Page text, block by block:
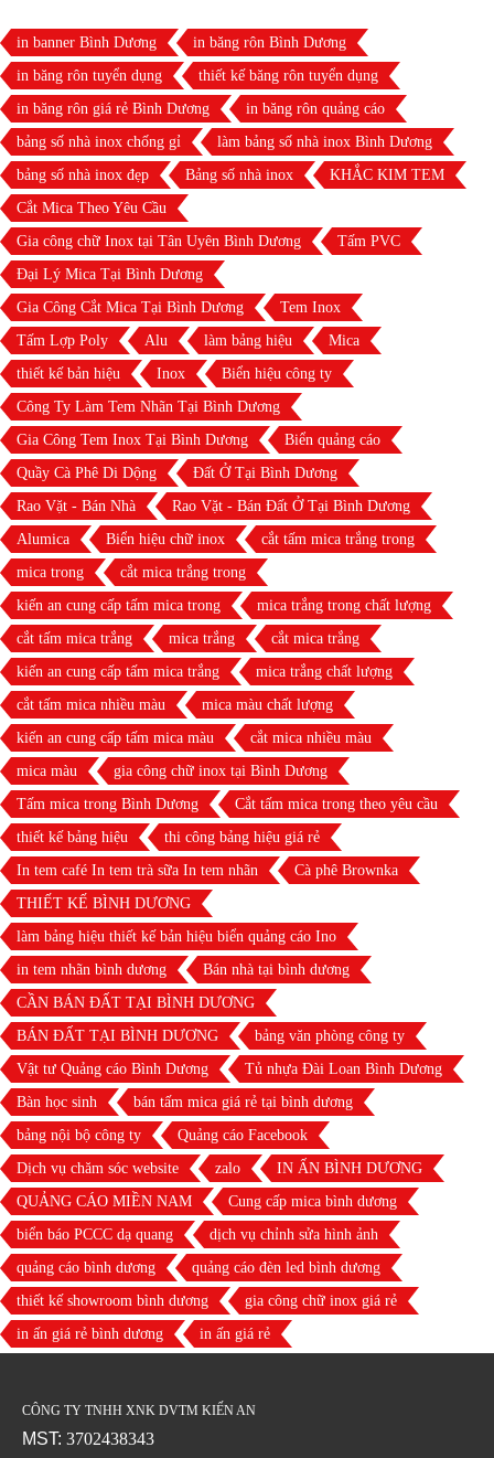
in banner Bình Dương
in băng rôn Bình Dương
in băng rôn tuyển dụng
thiết kế băng rôn tuyển dụng
in băng rôn giá rẻ Bình Dương
in băng rôn quảng cáo
bảng số nhà inox chống gỉ
làm bảng số nhà inox Bình Dương
bảng số nhà inox đẹp
Bảng số nhà inox
KHẮC KIM TEM
Cắt Mica Theo Yêu Cầu
Gia công chữ Inox tại Tân Uyên Bình Dương
Tấm PVC
Đại Lý Mica Tại Bình Dương
Gia Công Cắt Mica Tại Bình Dương
Tem Inox
Tấm Lợp Poly
Alu làm bảng hiệu
Mica
thiết kế bản hiệu
Inox
Biển hiệu công ty
Công Ty Làm Tem Nhãn Tại Bình Dương
Gia Công Tem Inox Tại Bình Dương
Biển quảng cáo
Quầy Cà Phê Di Dộng
Đất Ở Tại Bình Dương
Rao Vặt - Bán Nhà
Rao Vặt - Bán Đất Ở Tại Bình Dương
Alumica
Biển hiệu chữ inox
cắt tấm mica trắng trong
mica trong
cắt mica trắng trong
kiến an cung cấp tấm mica trong
mica trắng trong chất lượng
cắt tấm mica trắng
mica trắng
cắt mica trắng
kiến an cung cấp tấm mica trắng
mica trắng chất lượng
cắt tấm mica nhiều màu
mica màu chất lượng
kiến an cung cấp tấm mica màu
cắt mica nhiều màu
mica màu
gia công chữ inox tại Bình Dương
Tấm mica trong Bình Dương
Cắt tấm mica trong theo yêu cầu
thiết kế bảng hiệu
thi công bảng hiệu giá rẻ
In tem café In tem trà sữa In tem nhãn
Cà phê Brownka
THIẾT KẾ BÌNH DƯƠNG
làm bảng hiệu thiết kế bản hiệu biển quảng cáo Ino
in tem nhãn bình dương
Bán nhà tại bình dương
CẦN BÁN ĐẤT TẠI BÌNH DƯƠNG
BÁN ĐẤT TẠI BÌNH DƯƠNG
bảng văn phòng công ty
Vật tư Quảng cáo Bình Dương
Tủ nhựa Đài Loan Bình Dương
Bàn học sinh
bán tấm mica giá rẻ tại bình dương
bảng nội bộ công ty
Quảng cáo Facebook
Dịch vụ chăm sóc website
zalo
IN ẤN BÌNH DƯƠNG
QUẢNG CÁO MIỀN NAM
Cung cấp mica bình dương
biển báo PCCC dạ quang
dịch vụ chỉnh sửa hình ảnh
quảng cáo bình dương
quảng cáo đèn led bình dương
thiết kế showroom bình dương
gia công chữ inox giá rẻ
in ấn giá rẻ bình dương
in ấn giá rẻ
CÔNG TY TNHH XNK DVTM KIẾN AN
MST: 3702438343